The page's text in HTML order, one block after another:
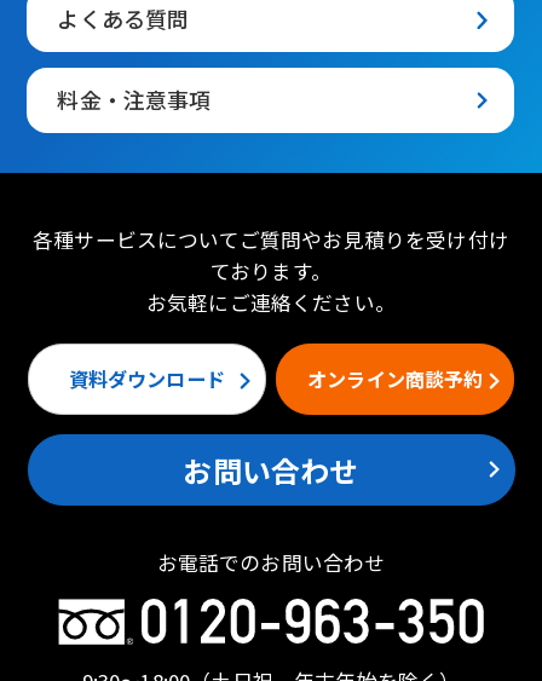
よくある質問
料金・注意事項
各種サービスについてご質問やお見積りを受け付け
ております。
お気軽にご連絡ください。
資料ダウンロード オンライン商談予約
お問い合わせ
お電話でのお問い合わせ